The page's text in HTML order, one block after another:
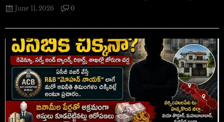
June 11, 2026 0